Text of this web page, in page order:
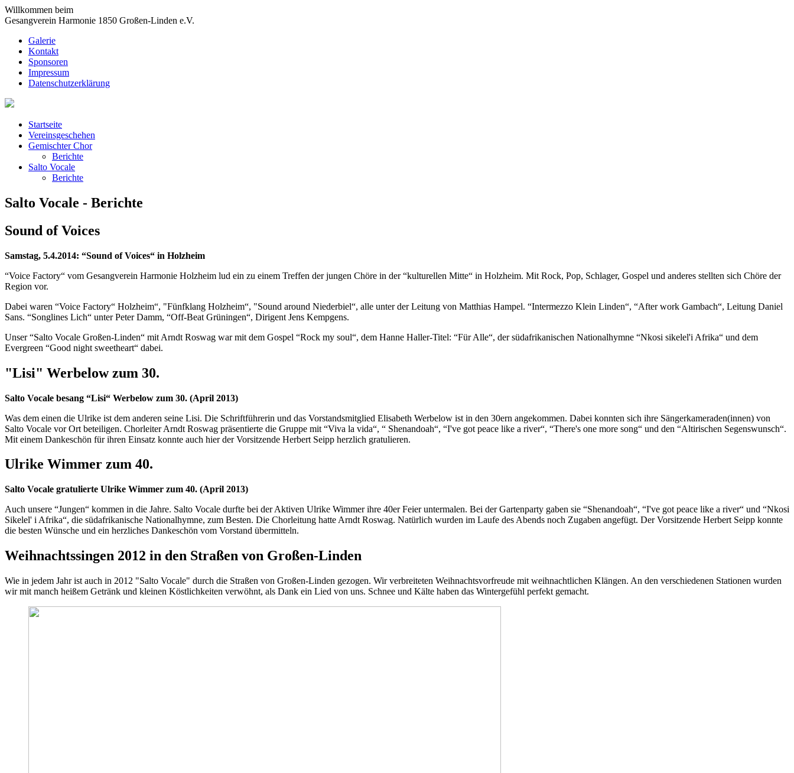
Willkommen beim
Gesangverein Harmonie 1850 Großen-Linden e.V.
Galerie
Kontakt
Sponsoren
Impressum
Datenschutzerklärung
Startseite
Vereinsgeschehen
Gemischter Chor
Berichte
Salto Vocale
Berichte
Salto Vocale - Berichte
Sound of Voices
Samstag, 5.4.2014: “Sound of Voices“ in Holzheim
“Voice Factory“ vom Gesangverein Harmonie Holzheim lud ein zu einem Treffen der jungen Chöre in der “kulturellen Mitte“ in Holzheim. Mit Rock, Pop, Schlager, Gospel und anderes stellten sich Chöre der
Region vor.
Dabei waren “Voice Factory“ Holzheim“, "Fünfklang Holzheim“, "Sound around Niederbiel“, alle unter der Leitung von Matthias Hampel. “Intermezzo Klein Linden“, “After work Gambach“, Leitung Daniel
Sans. “Songlines Lich“ unter Peter Damm, “Off-Beat Grüningen“, Dirigent Jens Kempgens.
Unser “Salto Vocale Großen-Linden“ mit Arndt Roswag war mit dem Gospel “Rock my soul“, dem Hanne Haller-Titel: “Für Alle“, der südafrikanischen Nationalhymne “Nkosi sikelel'i Afrika“ und dem
Evergreen “Good night sweetheart“ dabei.
"Lisi" Werbelow zum 30.
Salto Vocale besang “Lisi“ Werbelow zum 30. (April 2013)
Was dem einen die Ulrike ist dem anderen seine Lisi. Die Schriftführerin und das Vorstandsmitglied Elisabeth Werbelow ist in den 30ern angekommen. Dabei konnten sich ihre Sängerkameraden(innen) von
Salto Vocale vor Ort beteiligen. Chorleiter Arndt Roswag präsentierte die Gruppe mit “Viva la vida“, “ Shenandoah“, “I've got peace like a river“, “There's one more song“ und den “Altirischen Segenswunsch“.
Mit einem Dankeschön für ihren Einsatz konnte auch hier der Vorsitzende Herbert Seipp herzlich gratulieren.
Ulrike Wimmer zum 40.
Salto Vocale gratulierte Ulrike Wimmer zum 40. (April 2013)
Auch unsere “Jungen“ kommen in die Jahre. Salto Vocale durfte bei der Aktiven Ulrike Wimmer ihre 40er Feier untermalen. Bei der Gartenparty gaben sie “Shenandoah“, “I've got peace like a river“ und “Nkosi
Sikelel' i Afrika“, die südafrikanische Nationalhymne, zum Besten. Die Chorleitung hatte Arndt Roswag. Natürlich wurden im Laufe des Abends noch Zugaben angefügt. Der Vorsitzende Herbert Seipp konnte
die besten Wünsche und ein herzliches Dankeschön vom Vorstand übermitteln.
Weihnachtssingen 2012 in den Straßen von Großen-Linden
Wie in jedem Jahr ist auch in 2012 "Salto Vocale" durch die Straßen von Großen-Linden gezogen. Wir verbreiteten Weihnachtsvorfreude mit weihnachtlichen Klängen. An den verschiedenen Stationen wurden
wir mit manch heißem Getränk und kleinen Köstlichkeiten verwöhnt, als Dank ein Lied von uns. Schnee und Kälte haben das Wintergefühl perfekt gemacht.